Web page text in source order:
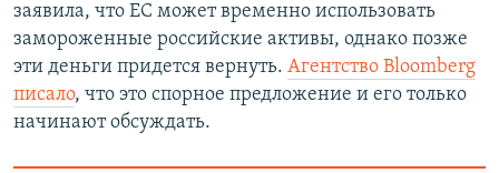
заявила, что ЕС может временно использовать
замороженные российские активы, однако позже
эти деньги придется вернуть. Агентство Bloomberg
писало, что это спорное предложение и его только
начинают обсуждать.